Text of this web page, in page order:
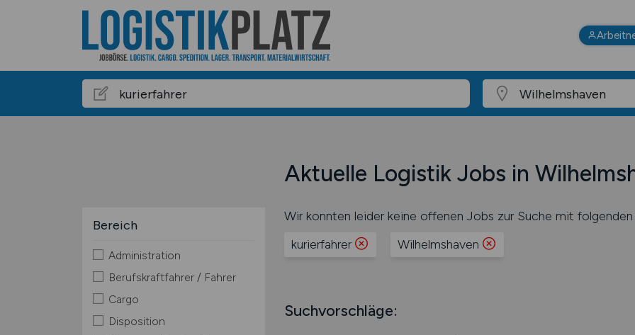
Aktuelle Logistik Jobs in
Bereich
Administration
Berufskraftfahrer / Fahrer
Cargo
Disposition
Wir konnten leider keine offenen Jobs zur Suche mit
kurierfahrer
Wilhelmshaven
Suchvorschläge: